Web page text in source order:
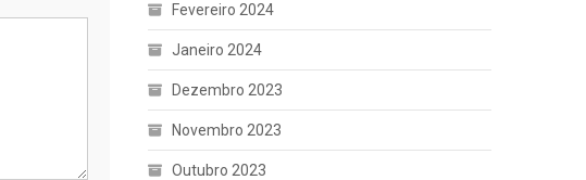
Fevereiro 2024
Janeiro 2024
Dezembro 2023
Novembro 2023
Outubro 2023